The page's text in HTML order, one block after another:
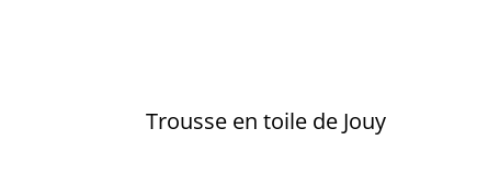
Trousse en toile de Jouy